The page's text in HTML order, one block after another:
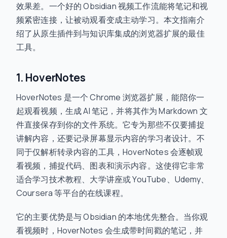
效果差。一个好的 Obsidian 视频工作流能将笔记和视
频紧密连接，让被动观看变成主动学习。本文指南介
绍了从原生插件到与知识库集成的浏览器扩展的最佳
工具。
1. HoverNotes
HoverNotes 是一个 Chrome 浏览器扩展，能陪你一
起观看视频，生成 AI 笔记，并将其作为 Markdown 文
件直接保存到你的文件系统。它专为那些不仅要捕捉
讲解内容，还要记录屏幕显示内容的学习者设计。不
同于仅解析转录内容的工具，HoverNotes 会逐帧观
看视频，捕捉代码、图表和演示内容。这使得它非常
适合学习技术教程、大学讲座或 YouTube、Udemy、
Coursera 等平台的在线课程。
它的主要优势是与 Obsidian 的本地优先整合。当你观
看视频时，HoverNotes 会生成带时间戳的笔记，并